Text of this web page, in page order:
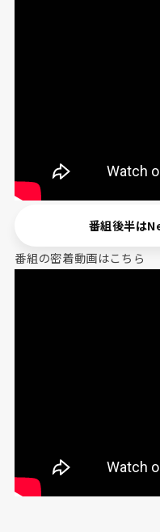
番組後半は
番組の密着動画はこちら